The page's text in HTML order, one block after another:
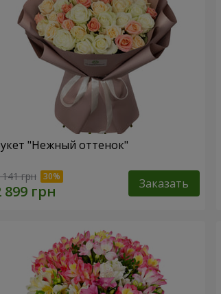
"Нежный оттенок"
грн Заказать